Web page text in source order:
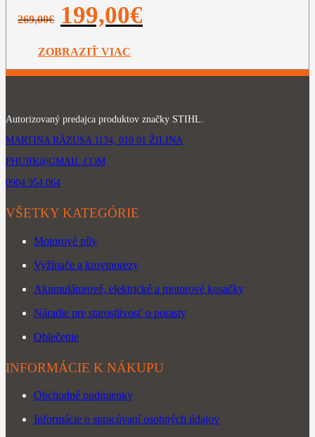
269,00€
Pôvodná
cena
269,00€.
199,00€
ZOBRAZIŤ VIAC
Autorizovaný predajca produktov značky STIHL.
MARTINA RÁZUSA 1134, 010 01 ŽILINA
PHUJIK@GMAIL.COM
0904 954 064
VŠETKY KATEGÓRIE
Motorové píly
Vyžínače a krovinorezy
Akumulátorové, elektrické a motorové kosačky
Náradie pre starostlivosť o porasty
Oblečenie
INFORMÁCIE K NÁKUPU
Obchodné podmienky
Informácie o spracúvaní osobných údajov